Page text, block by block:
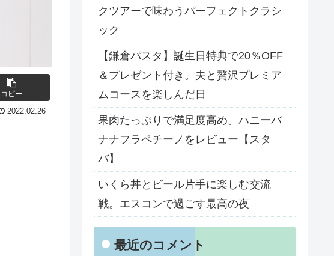
コピー
2022.02.26
クツアーで味わうパーフェクトクラシ
ック
【鎌倉パスタ】誕生日特典で20％OFF
＆プレゼント付き。夫と贅沢プレミア
ムコースを楽しんだ日
果肉たっぷりで満足度高め。ハニーバ
ナナフラペチーノをレビュー【スタ
バ】
いくら丼とビール片手に楽しむ交流
戦。エスコンで過ごす最高の夜
最近のコメント